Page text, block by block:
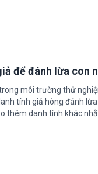
để đánh lừa con
môi trường thử
tính giả hòng đánh
thêm danh tính khác